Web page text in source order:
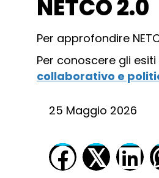
NETCO 2.0
Per approfondire
Per conoscere gli
collaborativo e
25 Maggio 2026
𝕏